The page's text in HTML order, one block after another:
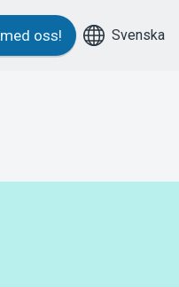
oss! Svenska